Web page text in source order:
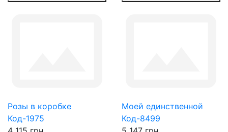
Розы в коробке
Код-1975
Моей единственной
Код-8499